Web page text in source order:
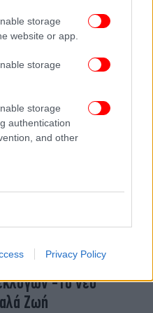
storage
website or app.
storage
storage
authentication
and other
Privacy Policy
ΕΕ
ντερ Λάιεν κάνει
-Το νέο
Ζωή